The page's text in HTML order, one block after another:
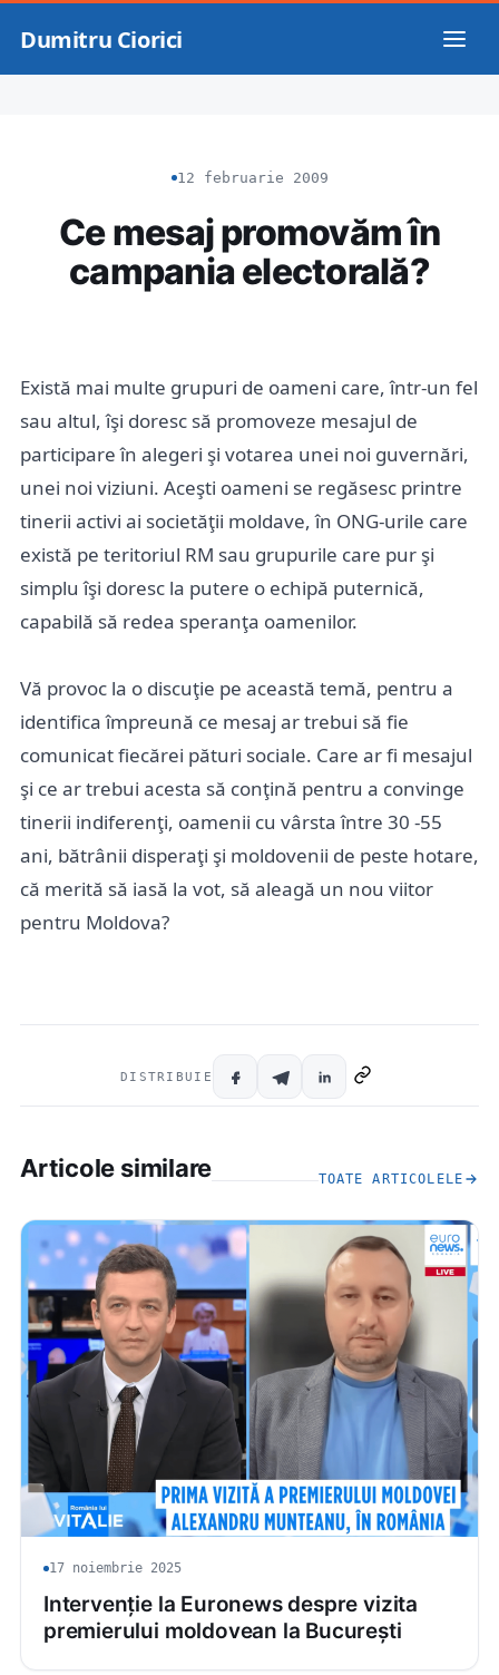
Dumitru Ciorici
12 februarie 2009
Ce mesaj promovăm în
campania electorală?
Există mai multe grupuri de oameni care, într-un fel
sau altul, îşi doresc să promoveze mesajul de
participare în alegeri şi votarea unei noi guvernări,
unei noi viziuni. Aceşti oameni se regăsesc printre
tinerii activi ai societăţii moldave, în ONG-urile care
există pe teritoriul RM sau grupurile care pur şi
simplu îşi doresc la putere o echipă puternică,
capabilă să redea speranţa oamenilor.
Vă provoc la o discuţie pe această temă, pentru a
identifica împreună ce mesaj ar trebui să fie
comunicat fiecărei pături sociale. Care ar fi mesajul
şi ce ar trebui acesta să conţină pentru a convinge
tinerii indiferenţi, oamenii cu vârsta între 30 -55
ani, bătrânii disperaţi şi moldovenii de peste hotare,
că merită să iasă la vot, să aleagă un nou viitor
pentru Moldova?
DISTRIBUIE
Articole similare TOATE ARTICOLELE
17 noiembrie 2025
Intervenție la Euronews despre vizita
premierului moldovean la București